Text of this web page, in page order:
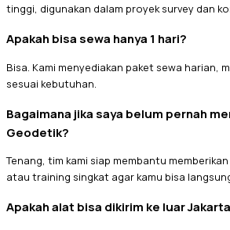
tinggi, digunakan dalam proyek survey dan
Apakah bisa sewa hanya 1 hari?
Bisa. Kami menyediakan paket sewa harian,
sesuai kebutuhan.
Bagaimana jika saya belum pernah
Geodetik?
Tenang, tim kami siap membantu
atau training singkat agar kamu bisa
Apakah alat bisa dikirim ke luar